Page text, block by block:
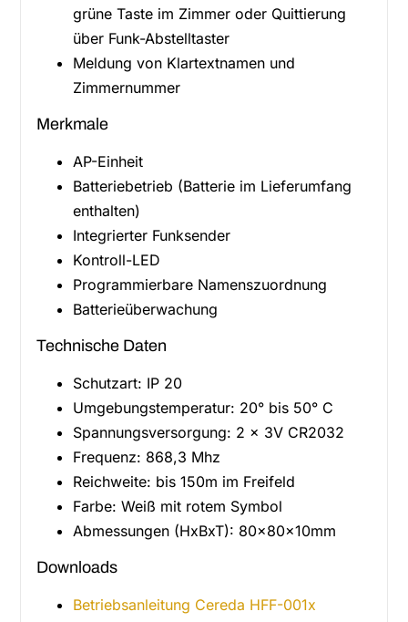
grüne Taste im Zimmer oder Quittierung
über Funk-Abstelltaster
Meldung von Klartextnamen und
Zimmernummer
Merkmale
AP-Einheit
Batteriebetrieb (Batterie im Lieferumfang
enthalten)
Integrierter Funksender
Kontroll-LED
Programmierbare Namenszuordnung
Batterieüberwachung
Technische Daten
Schutzart: IP 20
Umgebungstemperatur: 20° bis 50° C
Spannungsversorgung: 2 x 3V CR2032
Frequenz: 868,3 Mhz
Reichweite: bis 150m im Freifeld
Farbe: Weiß mit rotem Symbol
Abmessungen (HxBxT): 80x80x10mm
Downloads
Betriebsanleitung Cereda HFF-001x